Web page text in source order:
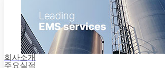
회사소개
주요실적